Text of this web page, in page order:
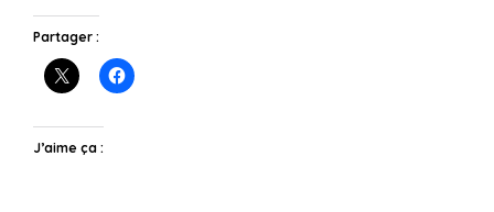
Partager :
J’aime ça :